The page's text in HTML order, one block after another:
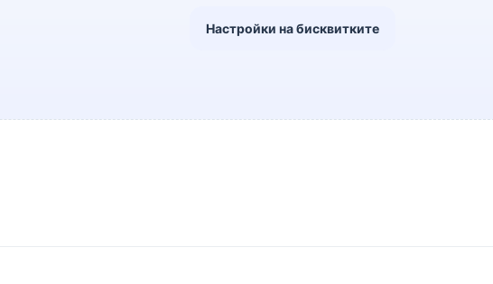
Настройки на бисквитките